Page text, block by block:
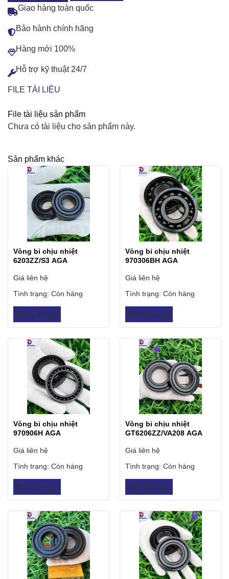
Giao hàng toàn quốc
Bảo hành chính hãng
Hàng mới 100%
Hỗ trợ kỹ thuật 24/7
FILE TÀI LIỆU
File tài liệu sản phẩm
Chưa có tài liệu cho sản phẩm này.
Sản phẩm khác
Vòng bi chịu nhiệt
6203ZZ/S3 AGA
Giá liên hệ
Tình trạng: Còn hàng
Báo giá ngay
Vòng bi chịu nhiệt
970306BH AGA
Giá liên hệ
Tình trạng: Còn hàng
Báo giá ngay
Vòng bi chịu nhiệt
970906H AGA
Giá liên hệ
Tình trạng: Còn hàng
Báo giá ngay
Vòng bi chịu nhiệt
GT6206ZZ/VA208 AGA
Giá liên hệ
Tình trạng: Còn hàng
Báo giá ngay